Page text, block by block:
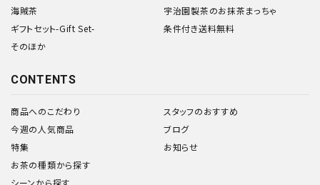
海賊茶
宇治園製茶のお抹茶まっちゃ
ギフトセット-Gift Set-
条件付き送料無料
そのほか
CONTENTS
商品へのこだわり
スタッフのおすすめ
今週の人気商品
ブログ
特集
お知らせ
お茶の種類から探す